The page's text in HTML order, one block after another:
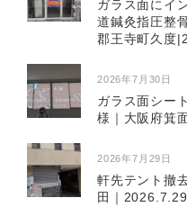
ガラス面にイ
道鍼灸指圧整
郡王寺町久度
2026年7月30日
ガラス面シー
様｜大阪府箕
2026年7月29日
軒先テント撤
田｜2026.7.29